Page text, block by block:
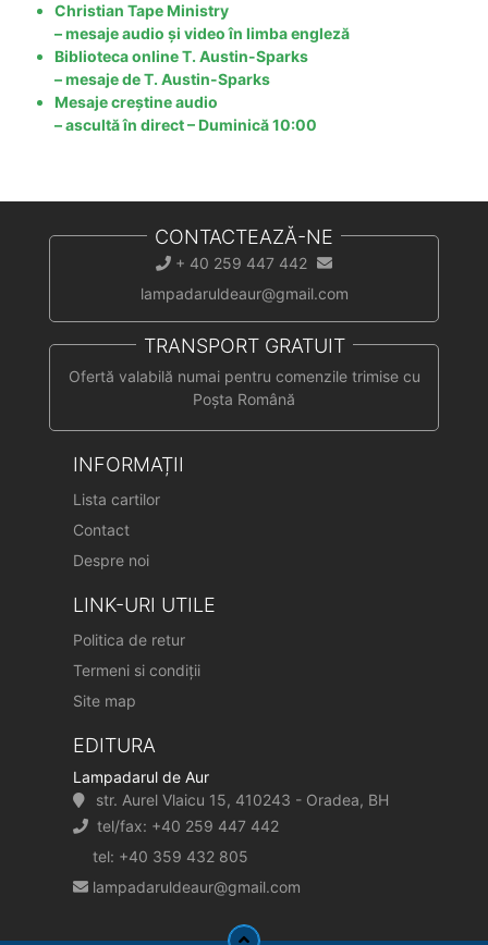
Christian Tape Ministry
– mesaje audio și video în limba engleză
Biblioteca online T. Austin-Sparks
– mesaje de T. Austin-Sparks
Mesaje creștine audio
– ascultă în direct – Duminică 10:00
CONTACTEAZĂ-NE
+ 40 259 447 442
lampadaruldeaur@gmail.com
TRANSPORT GRATUIT
Ofertă valabilă numai pentru comenzile trimise cu
Poșta Română
INFORMAȚII
Lista cartilor
Contact
Despre noi
LINK-URI UTILE
Politica de retur
Termeni si condiții
Site map
EDITURA
Lampadarul de Aur
str. Aurel Vlaicu 15, 410243 - Oradea, BH
tel/fax: +40 259 447 442
tel: +40 359 432 805
lampadaruldeaur@gmail.com